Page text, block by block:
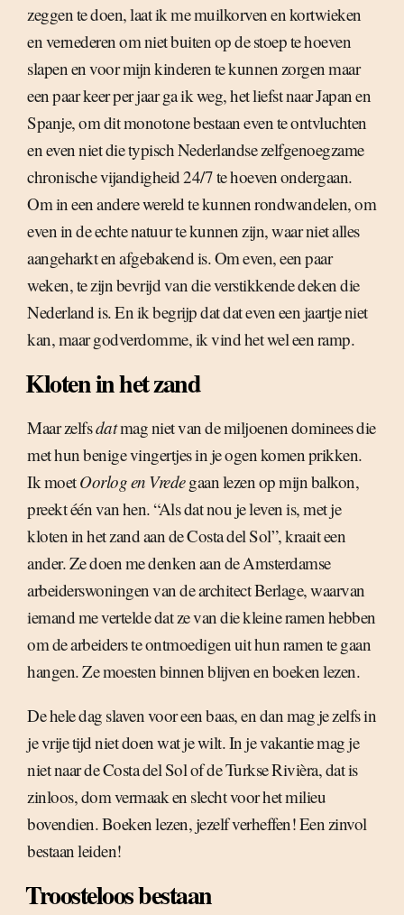
zeggen te doen, laat ik me muilkorven en kortwieken
en vernederen om niet buiten op de stoep te hoeven
slapen en voor mijn kinderen te kunnen zorgen maar
een paar keer per jaar ga ik weg, het liefst naar Japan en
Spanje, om dit monotone bestaan even te ontvluchten
en even niet die typisch Nederlandse zelfgenoegzame
chronische vijandigheid 24/7 te hoeven ondergaan.
Om in een andere wereld te kunnen rondwandelen, om
even in de echte natuur te kunnen zijn, waar niet alles
aangeharkt en afgebakend is. Om even, een paar
weken, te zijn bevrijd van die verstikkende deken die
Nederland is. En ik begrijp dat dat even een jaartje niet
kan, maar godverdomme, ik vind het wel een ramp.
Kloten in het zand
Maar zelfsdatmag niet van de miljoenen dominees die
met hun benige vingertjes in je ogen komen prikken.
Ik moetOorlog en Vredegaan lezen op mijn balkon,
preekt één van hen. “Als dat nou je leven is, met je
kloten in het zand aan de Costa del Sol”, kraait een
ander. Ze doen me denken aan de Amsterdamse
arbeiderswoningen van de architect Berlage, waarvan
iemand me vertelde dat ze van die kleine ramen hebben
om de arbeiders te ontmoedigen uit hun ramen te gaan
hangen. Ze moesten binnen blijven en boeken lezen.
De hele dag slaven voor een baas, en dan mag je zelfs in
je vrije tijd niet doen wat je wilt. In je vakantie mag je
niet naar de Costa del Sol of de Turkse Rivièra, dat is
zinloos, dom vermaak en slecht voor het milieu
bovendien. Boeken lezen, jezelf verheffen! Een zinvol
bestaan leiden!
Troosteloos bestaan